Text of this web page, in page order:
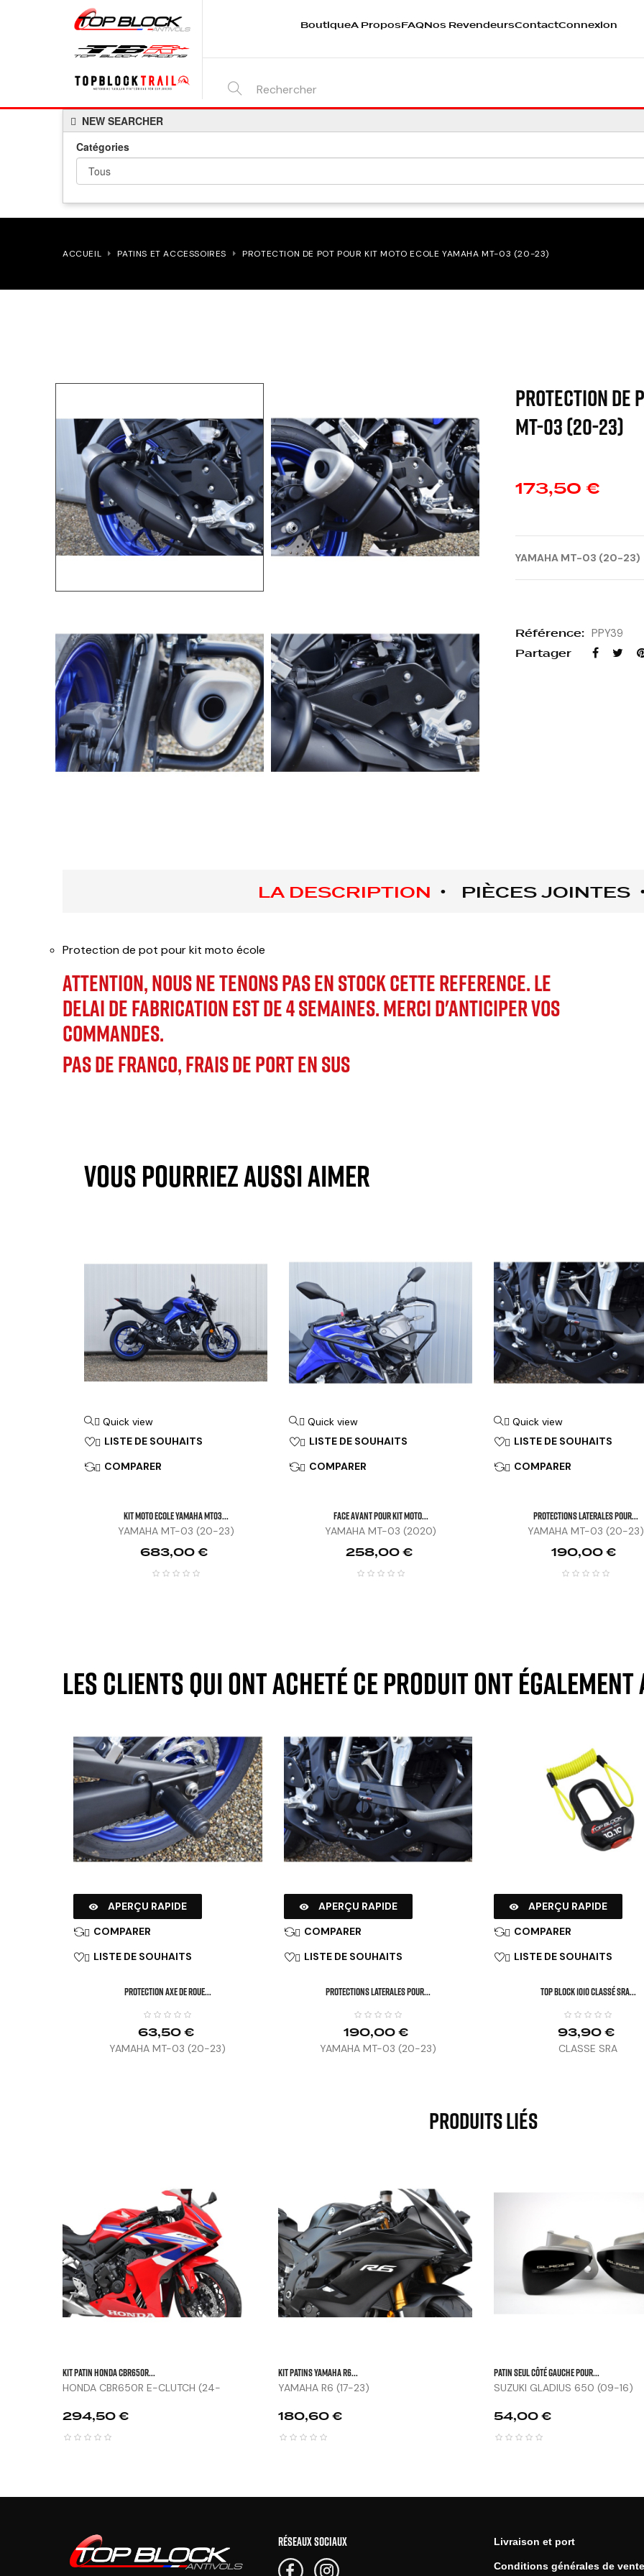
BoutiqueA ProposFAQNos RevendeursContactConnexion
NEW SEARCHER
Catégories
ACCUEIL PATINS ET ACCESSOIRES PROTECTION DE POT POUR KIT MOTO ECOLE YAMAHA MT-03 (20-23)
PROTECTION DE
MT-03 (20-23)
173,50 €
YAMAHA MT-03 (20-23)
Référence: PPY39
Partager
LA DESCRIPTION PIÈCES JOINTES
Protection de pot pour kit moto école
ATTENTION,NOUS NE TENONS PAS EN STOCK CETTE REFERENCE. LE
DELAI DE FABRICATION EST DE 4 SEMAINES. MERCI D'ANTICIPER VOS
COMMANDES.
PAS DE FRANCO, FRAIS DE PORT EN SUS
VOUS POURRIEZ AUSSI AIMER
 Quick view
 LISTE DE SOUHAITS
 COMPARER
KIT MOTO ECOLE YAMAHA MT03...
YAMAHA MT-03 (20-23)
Prix
683,00 €
 Quick view
 LISTE DE SOUHAITS
 COMPARER
FACE AVANT POUR KIT MOTO...
YAMAHA MT-03 (2020)
Prix
258,00 €
 Quick view
 LISTE DE SOUHAITS
 COMPARER
PROTECTIONS LATERALES POUR...
YAMAHA MT-03 (20-23)
Prix
190,00 €
Les clients qui ont acheté ce produit ont également
 APERÇU RAPIDE
 COMPARER
 LISTE DE SOUHAITS
PROTECTION AXE DE ROUE...
63,50 €
YAMAHA MT-03 (20-23)
 APERÇU RAPIDE
 COMPARER
 LISTE DE SOUHAITS
PROTECTIONS LATERALES POUR...
190,00 €
YAMAHA MT-03 (20-23)
 APERÇU RAPIDE
 COMPARER
 LISTE DE SOUHAITS
TOP BLOCK 1010 Classé SRA...
93,90 €
CLASSE SRA
Produits Liés


KIT PATIN HONDA CBR650R...
HONDA CBR650R E-CLUTCH (24-
Prix
294,50 €
KIT PATINS YAMAHA R6...
YAMAHA R6 (17-23)
Prix
180,60 €
Patin Seul Côté Gauche Pour...
SUZUKI GLADIUS 650 (09-16)
Prix
54,00 €
RÉSEAUX SOCIAUX Livraison et port
Conditions générales de vente